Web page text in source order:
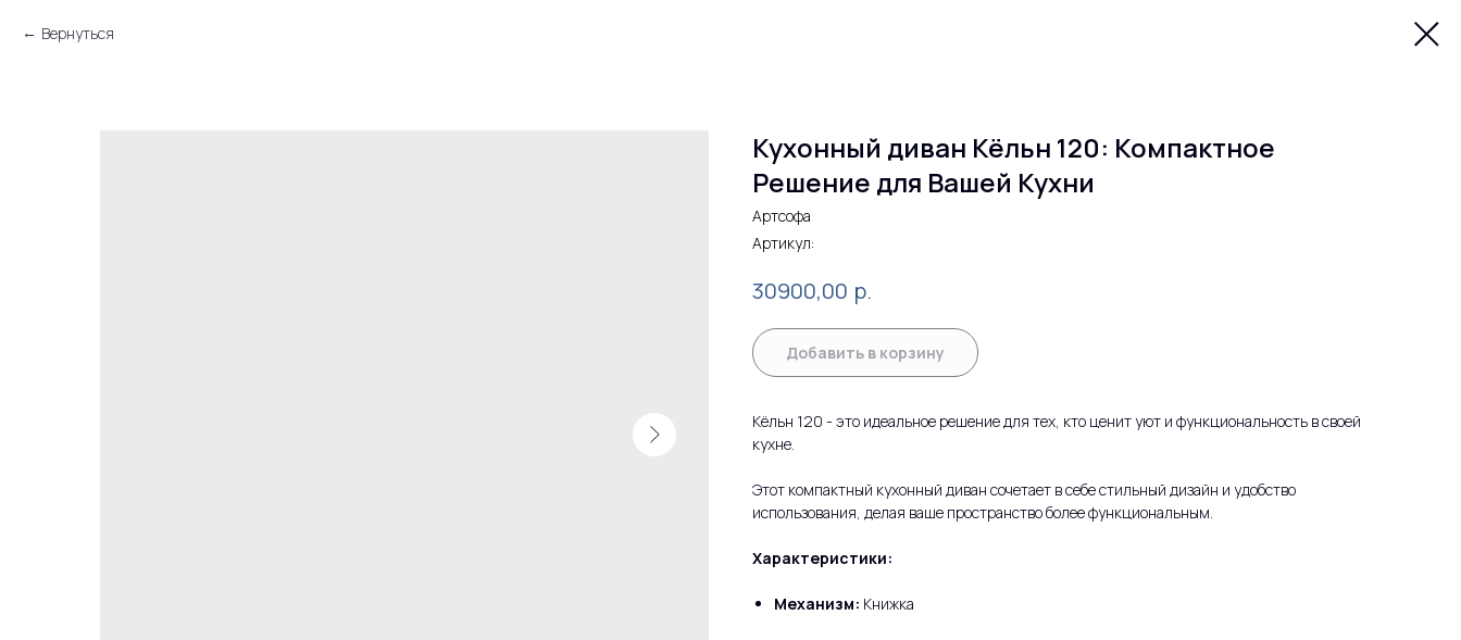
Вернуться
Кухонный диван Кёльн 120: Компактное
Решение для Вашей Кухни
Артсофа
Артикул:
30900,00 р.
Добавить в корзину
Кёльн 120 - это идеальное решение для тех, кто ценит уют и функциональность в своей
кухне.
Этот компактный кухонный диван сочетает в себе стильный дизайн и удобство
использования, делая ваше пространство более функциональным.
Характеристики:
Механизм: Книжка